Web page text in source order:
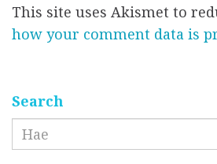
*
*
ö
p
t
i
o
This site uses Akismet to
how your comment data is
Search
Etsi